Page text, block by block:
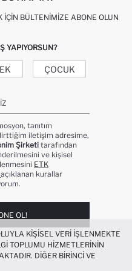
BÜLTENIMIZE ABONE OLUN
YAPIYORSUN?
ÇOCUK
tanıtım
iletişim adresime,
Şirketi tarafından
ve kişisel
ETK
açıklanan kurallar
OL!
KIŞISEL VERI IŞLENMEKTE
TOPLUMU HIZMETLERININ
DIĞER BIRINCI VE
IYI BIR ALIŞVERIŞ